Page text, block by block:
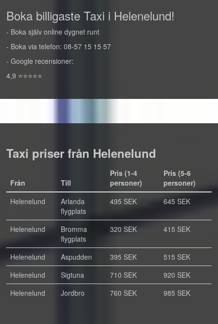
Boka billigaste Taxi i Helenelund!
- Boka själv online dygnet runt
- Boka via telefon: 08-57 15 15 57
- Google recensioner:
4,9 ⭐⭐⭐⭐⭐
Taxi priser från Helenelund
Från Till
Pris (1-4
personer)
Pris (5-6
personer)
Helenelund
Arlanda
flygplats
495 SEK 645 SEK
Helenelund
Bromma
flygplats
320 SEK 415 SEK
Helenelund Aspudden 395 SEK
515 SEK
Helenelund
Sigtuna 710 SEK
920 SEK
Helenelund
Jordbro 760 SEK 985 SEK